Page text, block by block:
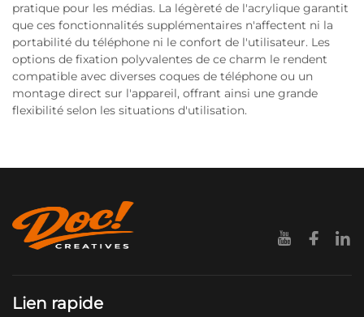
pratique pour les médias. La légèreté de l'acrylique garantit
que ces fonctionnalités supplémentaires n'affectent ni la
portabilité du téléphone ni le confort de l'utilisateur. Les
options de fixation polyvalentes de ce charm le rendent
compatible avec diverses coques de téléphone ou un
montage direct sur l'appareil, offrant ainsi une grande
flexibilité selon les situations d'utilisation.
Lien rapide